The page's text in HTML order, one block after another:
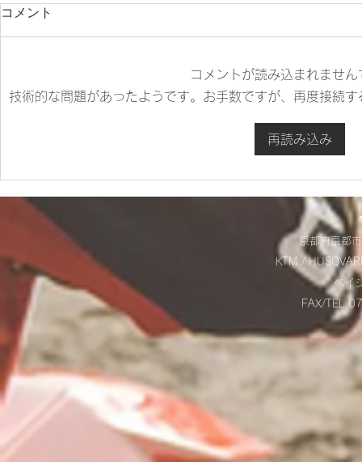
＊明日から
＊
コメント
コメントが読み込まれません
技術的な問題があったようです。お手数ですが、再度接続
再読み込み
京都府京都
KTM /
ベイ
FAX/TEL